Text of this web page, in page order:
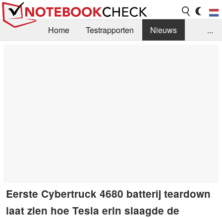
Home Testrapporten
Nieuws
...
Eerste Cybertruck 4680 batterij teardown
laat zien hoe Tesla erin slaagde de